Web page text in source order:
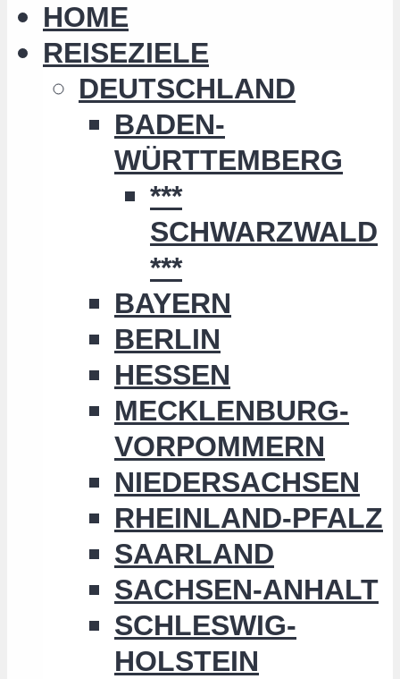
HOME
REISEZIELE
DEUTSCHLAND
BADEN-
WÜRTTEMBERG
***
SCHWARZWALD
***
BAYERN
BERLIN
HESSEN
MECKLENBURG-
VORPOMMERN
NIEDERSACHSEN
RHEINLAND-PFALZ
SAARLAND
SACHSEN-ANHALT
SCHLESWIG-
HOLSTEIN